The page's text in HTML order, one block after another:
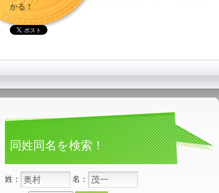
かる！
同姓同名を検索！
姓： 名：